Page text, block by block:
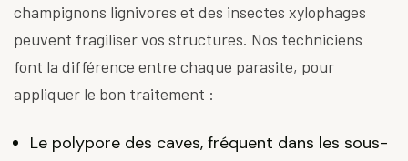
champignons lignivores et des insectes xylophages
peuvent fragiliser vos structures. Nos techniciens
font la différence entre chaque parasite, pour
appliquer le bon traitement :
Le polypore des caves, fréquent dans les sous-